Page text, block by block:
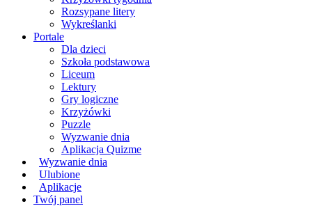
Rozsypane litery
Wykreślanki
Portale
Dla dzieci
Szkoła podstawowa
Liceum
Lektury
Gry logiczne
Krzyżówki
Puzzle
Wyzwanie dnia
Aplikacja Quizme
Wyzwanie dnia
Ulubione
Aplikacje
Twój panel